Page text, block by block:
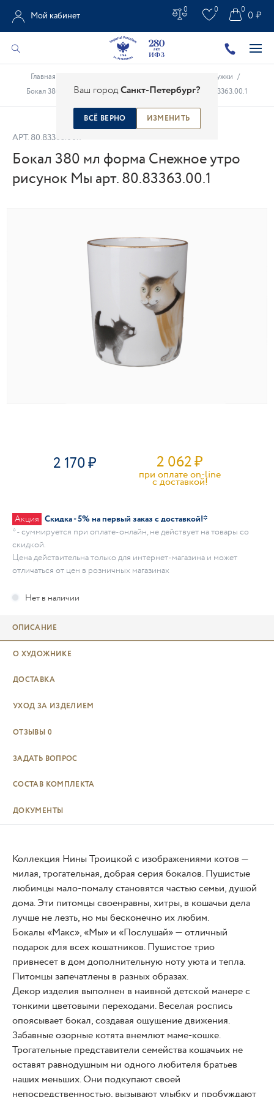
Ваш городСанкт-Петербург?
ВСЁ ВЕРНО ИЗМЕНИТЬ
Мой кабинет
0 0 0 ₽
0
Главная Бокалы, кружки /
Бокал 380 мл форма Снежное утро рисунок Мы арт. 80.83363.00.1
АРТ. 80.83363.00.1
Бокал 380 мл форма Снежное утро
рисунок Мы арт. 80.83363.00.1
2 170 2 062₽
при оплате on-line
c доставкой!
Акция Скидка - 5% на первый заказ с доставкой!*
* - суммируется при оплате-онлайн, не действует на товары со
скидкой.
Цена действительна только для интернет-магазина и может
отличаться от цен в розничных магазинах
ОПИСАНИЕ
О ХУДОЖНИКЕ
ДОСТАВКА
УХОД ЗА ИЗДЕЛИЕМ
ОТЗЫВЫ 0
ЗАДАТЬ ВОПРОС
СОСТАВ КОМПЛЕКТА
ДОКУМЕНТЫ
Коллекция Нины Троицкой с изображениями котов —
милая, трогательная, добрая серия бокалов. Пушистые
любимцы мало-помалу становятся частью семьи, душой
дома. Эти питомцы своенравны, хитры, в кошачьи дела
лучше не лезть, но мы бесконечно их любим.
Бокалы «Макс», «Мы» и «Послушай» — отличный
подарок для всех кошатников. Пушистое трио
привнесет в дом дополнительную ноту уюта и тепла.
Питомцы запечатлены в разных образах.
Декор изделия выполнен в наивной детской манере с
тонкими цветовыми переходами. Веселая роспись
опоясывает бокал, создавая ощущение движения.
Забавные озорные котята внемлют маме-кошке.
Трогательные представители семейства кошачьих не
оставят равнодушным ни одного любителя братьев
наших меньших. Они подкупают своей
непосредственностью, вызывают улыбку и пробуждают